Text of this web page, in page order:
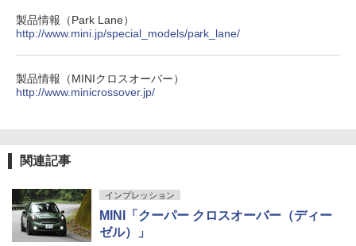
製品情報（Park Lane）
http://www.mini.jp/special_models/park_lane/
製品情報（MINIクロスオーバー）
http://www.minicrossover.jp/
関連記事
インプレッション
MINI「クーパー クロスオーバー（ディー
ゼル）」